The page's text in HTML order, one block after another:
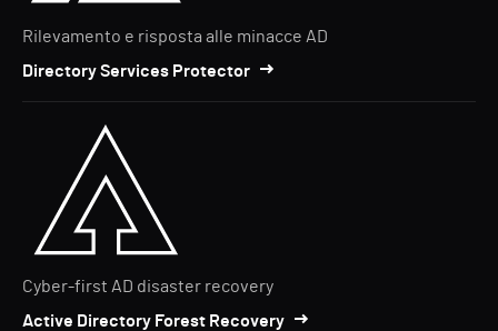
Rilevamento e risposta alle minacce AD
Directory Services Protector
Cyber-first AD disaster recovery
Active Directory Forest Recovery